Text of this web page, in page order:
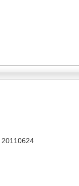
20110624